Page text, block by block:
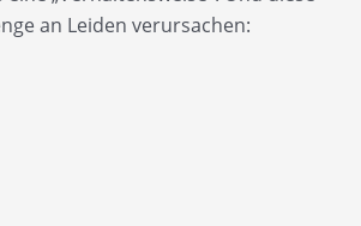
an Leiden verursachen: